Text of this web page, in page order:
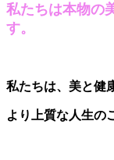
私たちは本物の
す。
私たちは、美と健
より上質な人生の